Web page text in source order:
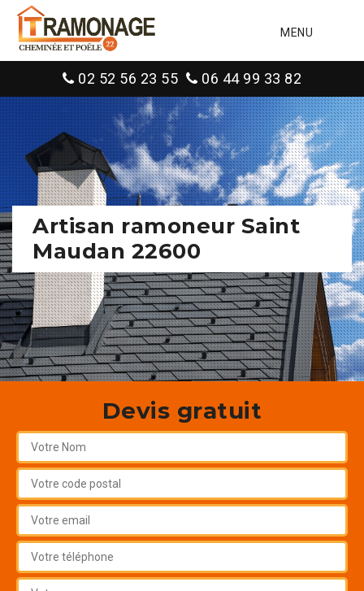
MENU
02 52 56 23 55 06 44 99 33 82
Artisan ramoneur Saint
Maudan 22600
Devis gratuit